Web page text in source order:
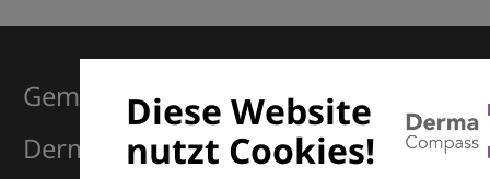
Diese Website
nutzt Cookies!
Gemeinsam für Exzellenz in der
Dermatologie